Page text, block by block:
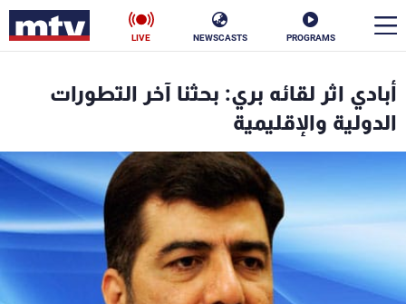
PROGRAMS
NEWSCASTS
LIVE
أبادي اثر لقائه بري: بحثنا آخر التطورات
الدولية والإقليمية
en
الأخبار
ناس
إقتصاد فن
منوعات رياضة
كأس العالم